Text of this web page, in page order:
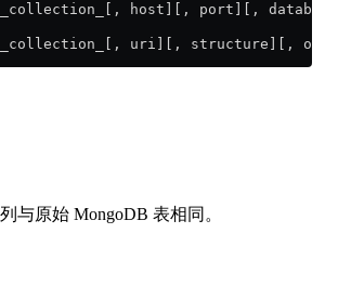
host][, port][,
uri][, structure][,
与原始 MongoDB 表相同。